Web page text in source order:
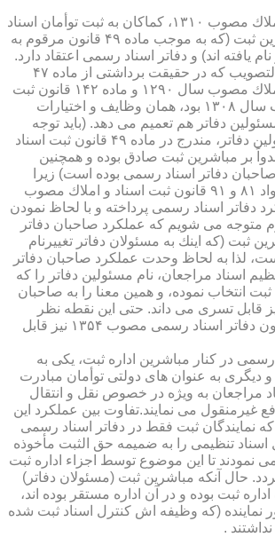
قانون ثبت اسناد و املاك مصوب ۱۳۱۰، كماكان به ثبت توأمان اسناد
رسمی توسط مباشرین ثبت (كه به موجب ماده ۴۹ قانون مرقوم به
یافته اند) و دفاتر اسناد رسمی اعتقاد دارد.
ماده ۴۹ قانون جدیدالتصویب كه در حقیقت برداشتی از ماده ۴۷
قانون ثبت اسناد و املاك مصوب سال ۱۲۹۰ و ماده ۱۴۲ قانون ثبت
اسناد و املاك مصوب سال ۱۳۰۸ بود، همان وظایف و اختیارات
دفاتر هم تعمیم می دهد. (باید توجه
نمود كه معنای مسئولین دفاتر، مندرج در ماده ۴۹ قانون ثبت اسناد
سال ۱۳۱۰، بدواً بر مباشرین ثبت صادق بوده و همچنین
دفاتر اسناد رسمی بوده است) زیرا
همان قانونگذار در مواد ۸۱ و ۹۱ قانون ثبت اسناد و املاك مصوب
دفاتر اسناد رسمی پرداخته و با لحاظ نمودن
مرقوم متوجه می شویم كه عملكرد صاحبان دفاتر
ثبت (كه اینك به مسئولان دفاتر تغییرنام
لذا به لحاظ وحدت عملكرد صاحبان دفاتر
اسناد مراجعان، نام مسئولین دفاتر را كه
انتخاب نموده، و همین معنا را به صاحبان
قابل تسری می داند. حتی این نقطه نظر
بعدها در ماده ۲۹ قانون دفاتر اسناد رسمی مصوب ۱۳۵۴ نیز قابل
در كنار مباشرین اداره ثبت، یكی به
دیگری به عنوان های دولتی توأمان مبادرت
مراجعان به ویژه در خصوص نقل و انتقال
غیرمنقول می نمایند.تفاوت بین عملكرد این
نمایندگان ثبت فقط در دفاتر اسناد رسمی
تنظیمی را به ضمیمه حق الثبت مأخوذه
نمودند تا این موضوع توسط اجزاء اداره ثبت
حال آنكه مباشرین ثبت (مسئولان دفاتر)
ثبت بوده و در آن اداره مستقر بوده اند،
نماینده (كه وظیفه اش كنترل اسناد ثبت شده
.